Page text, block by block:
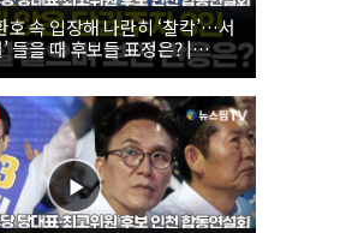
속 입장해 나란히 ‘찰칵’…서
들을 때 후보들 표정은? |
어민주당 당대표·최고위원 후
설회